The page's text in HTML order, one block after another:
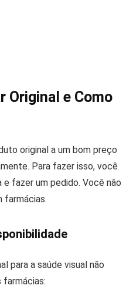
Original e Como
original a um bom preço
Para fazer isso, você
fazer um pedido. Você não
farmácias.
para a saúde visual não